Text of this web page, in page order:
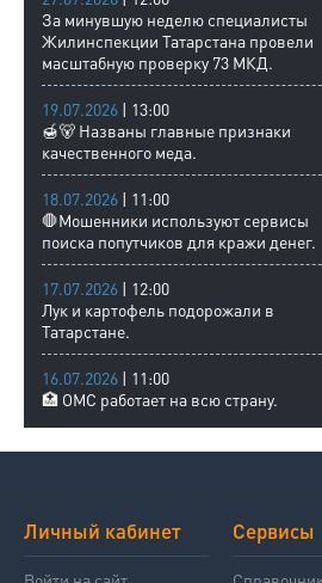
За минувшую неделю специалисты
Жилинспекции Татарстана провели
масштабную проверку 73 МКД.
19.07.2026 | 13:00
🍯🐻 Названы главные признаки
качественного меда.
18.07.2026 | 11:00
🛑Мошенники используют сервисы
поиска попутчиков для кражи денег.
17.07.2026 | 12:00
Лук и картофель подорожали в
Татарстане.
16.07.2026 | 11:00
🏥 ОМС работает на всю страну.
Личный кабинет Сервисы